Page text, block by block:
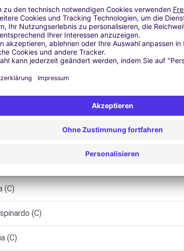
Ähnliche Agenturen
(C)
(C)
(C)